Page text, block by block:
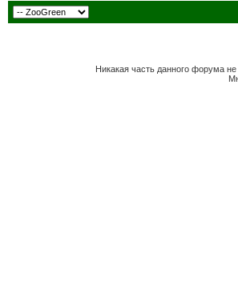
Никакая часть данного форума